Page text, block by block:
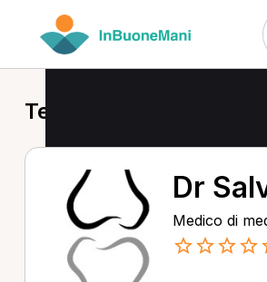
Terapisti a Acquarica
Dr
Medico di